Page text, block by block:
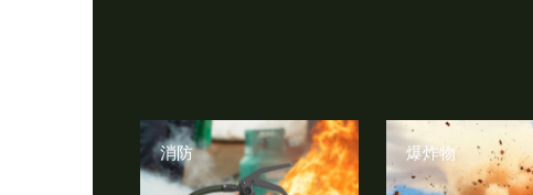
消防 爆炸物